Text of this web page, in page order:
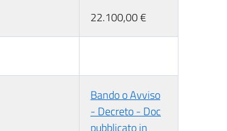
22.100,00 €
Bando o Avviso
- Decreto - Doc
pubblicato in